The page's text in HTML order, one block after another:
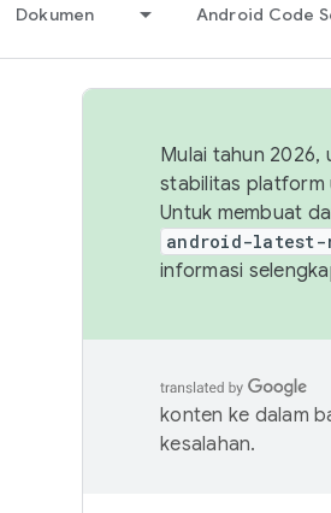
Dokumen Android Code
Mulai tahun 2026,
stabilitas platform
Untuk membuat
android-latest-
informasi
konten ke dalam
kesalahan.